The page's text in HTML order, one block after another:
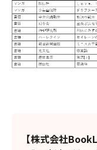
【株式会社